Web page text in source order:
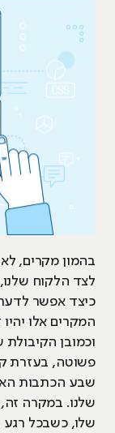
בהמון מקרים,
לצד הלקוח
כיצד אפשר
המקרים אלו
וכמובן
שבע הכתבות
שלנו. במקרה
שלו, כשבכל רגע